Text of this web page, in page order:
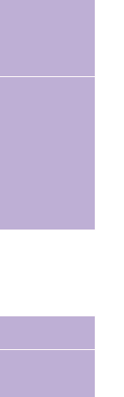
меры
65%,
случае